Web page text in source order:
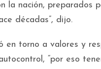
la nación,
décadas”, dijo.
en torno a valores y
“por eso